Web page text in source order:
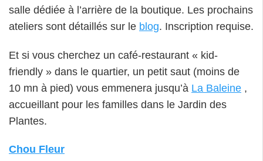
salle dédiée à l’arrière de la boutique. Les prochains
ateliers sont détaillés sur le blog. Inscription requise.
Et si vous cherchez un café-restaurant « kid-
friendly » dans le quartier, un petit saut (moins de
10 mn à pied) vous emmenera jusqu’à La Baleine ,
accueillant pour les familles dans le Jardin des
Plantes.
Chou Fleur